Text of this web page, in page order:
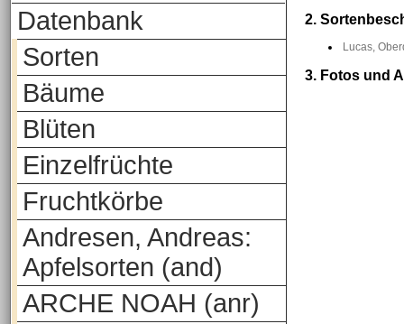
Datenbank
Sorten
Bäume
Blüten
Einzelfrüchte
Fruchtkörbe
Andresen, Andreas:
Apfelsorten (and)
ARCHE NOAH (anr)
2.
Lucas,
3. Fotos und